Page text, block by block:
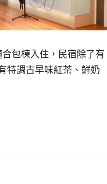
包棟入住，民宿除了有
特調古早味紅茶、鮮奶